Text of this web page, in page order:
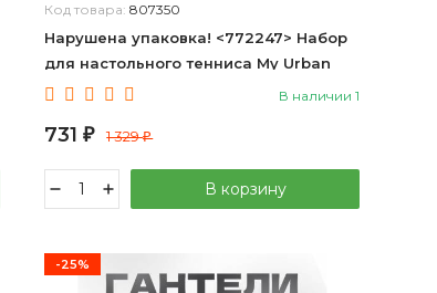
Код товара:807350
Нарушена упаковка! <772247> Набор
для настольного тенниса My Urban
Style, 1 ракетка, 4 мяча, чехол Donic
В наличии 1
731₽ 1 329₽
В корзину
-25%